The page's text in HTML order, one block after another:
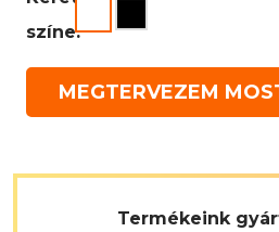
színe:
MEGTERVEZEM
Termékeink